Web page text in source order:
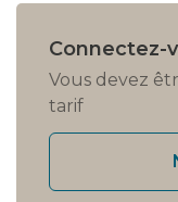
Connectez-
Vous devez
tarif